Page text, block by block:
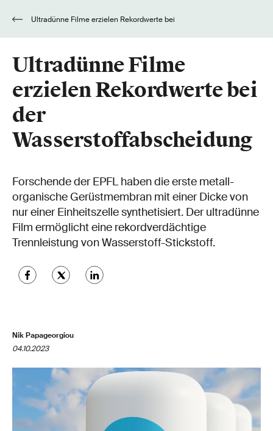
Ultradünne Filme
erzielen Rekordwerte bei
der
Wasserstoffabscheidung
Forschende der EPFL haben die erste metall-
organische Gerüstmembran mit einer Dicke von
nur einer Einheitszelle synthetisiert. Der ultradünne
Film ermöglicht eine rekordverdächtige
Trennleistung von Wasserstoff-Stickstoff.
Nik Papageorgiou
04.10.2023